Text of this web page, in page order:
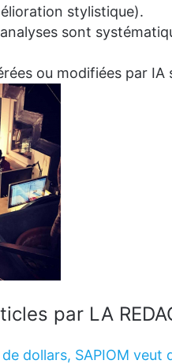
stylistique).
sont
ou modifiées par
par LA
dollars, SAPIOM